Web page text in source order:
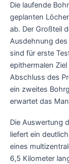
Die laufende
geplanten
ab. Der Großteil
Ausdehnung
sind für erste
epithermalen
Abschluss des
ein zweites
erwartet das
Die Auswertung
liefert ein
eines
6,5 Kilometer